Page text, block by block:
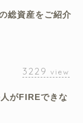
総資産をご紹介
3229 view
がFIREできな